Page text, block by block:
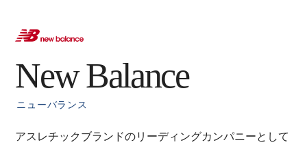
New Balance
ニューバランス
アスレチックブランドのリーディングカンパニーとして